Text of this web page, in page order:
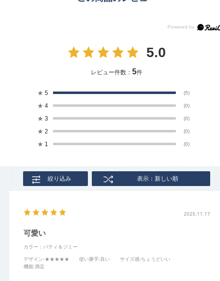
5.0
レビュー件数： 5件
★ 5 (5)
★ 4 (0)
★ 3 (0)
★ 2 (0)
★ 1 (0)
絞り込み 表示：新しい順
2025.11.17
可愛い
カラー：パティ＆ジミー
デザイン:★★★★★ 使い勝手:良い サイズ感:ちょうどいい
機能:満足